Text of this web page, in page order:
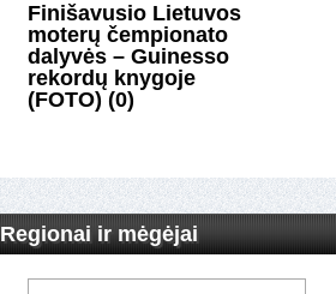
Finišavusio Lietuvos
moterų čempionato
dalyvės – Guinesso
rekordų knygoje
(FOTO) (0)
Regionai ir mėgėjai